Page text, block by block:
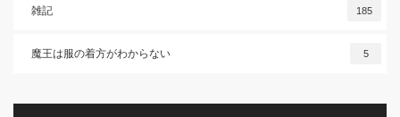
雑記 185
魔王は服の着方がわからない 5